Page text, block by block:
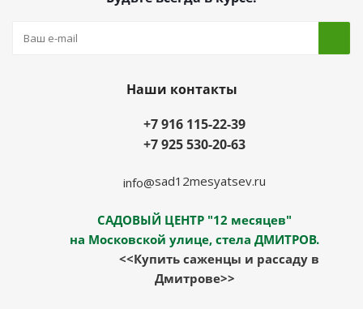
Наши контакты
+7 916 115-22-39
+7 925 530-20-63
info@sad12mesyatsev.ru
САДОВЫЙ ЦЕНТР "12 месяцев"
на Московской улице, стела ДМИТРОВ.
<<Купить саженцы и рассаду в
Дмитрове>>